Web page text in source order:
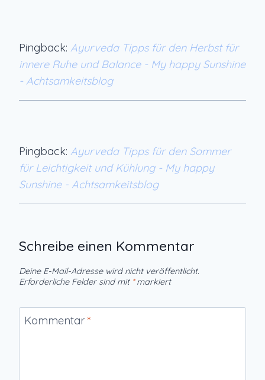
Pingback: Ayurveda Tipps für den Herbst für
innere Ruhe und Balance - My happy Sunshine
- Achtsamkeitsblog
Pingback: Ayurveda Tipps für den Sommer
für Leichtigkeit und Kühlung - My happy
Sunshine - Achtsamkeitsblog
Schreibe einen Kommentar
Deine E-Mail-Adresse wird nicht veröffentlicht.
Erforderliche Felder sind mit *markiert
Kommentar *